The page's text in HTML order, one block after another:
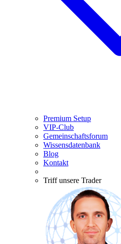
Premium Setup
VIP-Club
Gemeinschaftsforum
Wissensdatenbank
Blog
Kontakt
Triff unsere Trader